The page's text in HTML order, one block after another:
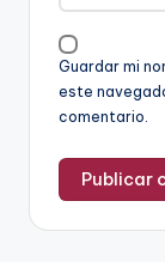
Guardar mi
este
comentario.